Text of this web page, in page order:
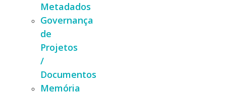
Metadados
Governança
de
Projetos
/
Documentos
Memória